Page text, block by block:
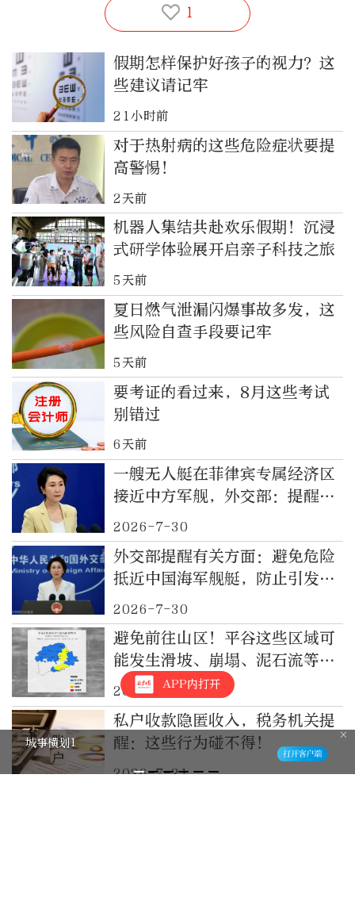
1
假期怎样保护好孩子的视力？这
些建议请记牢
21小时前
对于热射病的这些危险症状要提
高警惕！
2天前
机器人集结共赴欢乐假期！沉浸
式研学体验展开启亲子科技之旅
5天前
夏日燃气泄漏闪爆事故多发，这
些风险自查手段要记牢
5天前
要考证的看过来，8月这些考试
别错过
6天前
一艘无人艇在菲律宾专属经济区
接近中方军舰，外交部：提醒有
关方面，避免危险抵近中国海军
舰艇，防止引发海空意外
2026-7-30
外交部提醒有关方面：避免危险
抵近中国海军舰艇，防止引发海
空意外
2026-7-30
避免前往山区！平谷这些区域可
能发生滑坡、崩塌、泥石流等地
质灾害
2026-7-22
私户收款隐匿收入，税务机关提
醒：这些行为碰不得！
2026-7-21
APP内打开
城事横划1